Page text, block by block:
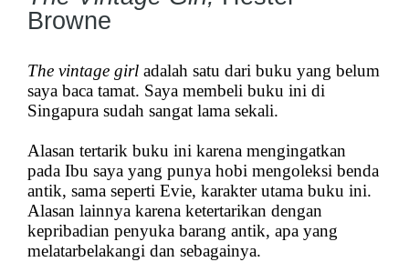
Browne
The vintage girl adalah satu dari buku yang belum
saya baca tamat. Saya membeli buku ini di
Singapura sudah sangat lama sekali.
Alasan tertarik buku ini karena mengingatkan
pada Ibu saya yang punya hobi mengoleksi benda
antik, sama seperti Evie, karakter utama buku ini.
Alasan lainnya karena ketertarikan dengan
kepribadian penyuka barang antik, apa yang
melatarbelakangi dan sebagainya.